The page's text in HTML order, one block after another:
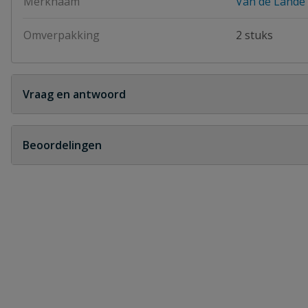
Omverpakking 2 stuks
Vraag en antwoord
Geen vragen
Beoordelingen